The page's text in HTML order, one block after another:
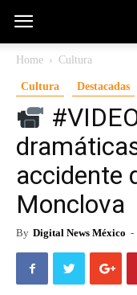
Home Cultura
Cultura Destacadas
accidente
Monclova
By Digital News México -